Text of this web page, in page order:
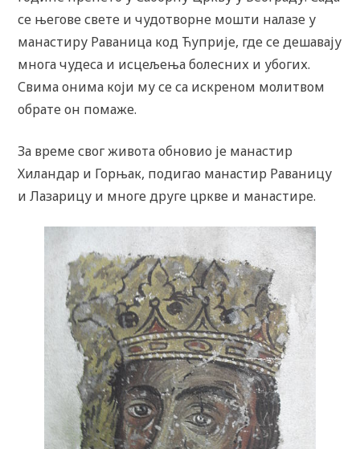
се његове свете и чудотворне мошти налазе у
манастиру Раваница код Ћуприје, где се дешавају
многа чудеса и исцељења болесних и убогих.
Свима онима који му се са искреном молитвом
обрате он помаже.
За време свог живота обновио је манастир
Хиландар и Горњак, подигао манастир Раваницу
и Лазарицу и многе друге цркве и манастире.